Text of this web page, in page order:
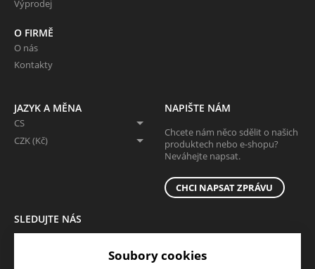
Výprodej
O FIRMĚ
O nás
Kontakty
JAZYK A MĚNA
CS
CZK (Kč)
NAPIŠTE NÁM
Chcete nám něco sdělit o našich
produktech nebo e-shopu?
Neváhejte napsat.
CHCI NAPSAT ZPRÁVU
SLEDUJTE NÁS
Soubory cookies